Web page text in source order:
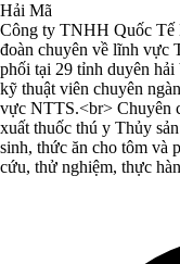
Hải Mã
Công ty TNHH Quốc Tế
đoàn chuyên về lĩnh vực
phối tại 29 tỉnh duyên
kỹ thuật viên chuyên
vực NTTS.<br> Chuyên
xuất thuốc thú y Thủy
sinh, thức ăn cho tôm và
cứu, thử nghiệm, thực